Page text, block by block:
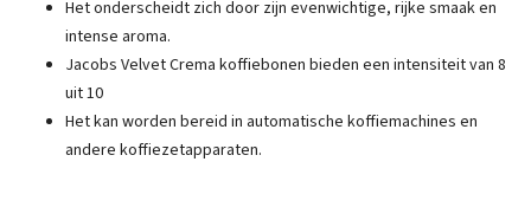
Het onderscheidt zich door zijn evenwichtige, rijke smaak en
intense aroma.
Jacobs Velvet Crema koffiebonen bieden een intensiteit van 8
uit 10
Het kan worden bereid in automatische koffiemachines en
andere koffiezetapparaten.